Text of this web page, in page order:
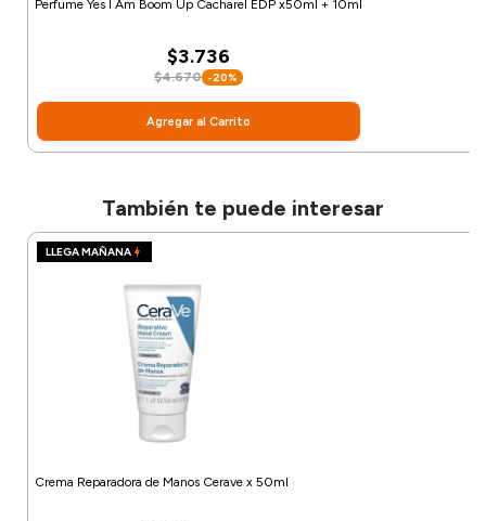
Perfume Yes I Am Boom Up Cacharel EDP x50ml + 10ml
$3.736
$4.670 -20%
Agregar al Carrito
También te puede interesar
LLEGA MAÑANA
Crema Reparadora de Manos Cerave x 50ml